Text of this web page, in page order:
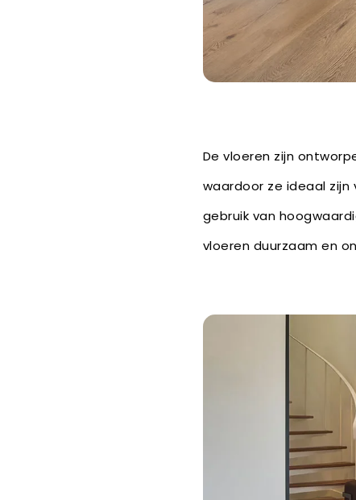
De vloeren zijn
waardoor ze ideaal
gebruik van
vloeren duurzaam en